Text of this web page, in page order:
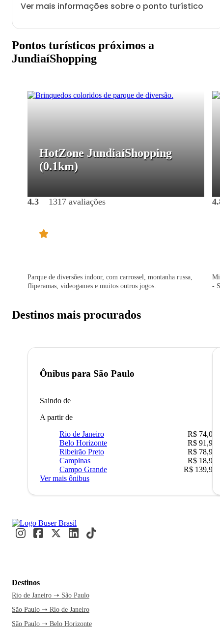
Ver mais informações sobre o ponto turístico
Pontos turísticos próximos a
JundiaíShopping
HotZone JundiaíShopping
(0.1km)
4.3 1317 avaliações
Parque de diversões indoor, com carrossel, montanha russa,
fliperamas, videogames e muitos outros jogos.
-
Destinos mais procurados
Ônibus para São Paulo
Saindo de
A partir de
Rio de Janeiro
R$ 74,00
Belo Horizonte
R$ 91,90
Ribeirão Preto
R$ 78,90
Campinas
R$ 18,90
Campo Grande
R$ 139,90
Ver mais ônibus
Destinos
Rio de Janeiro ➝ São Paulo
São Paulo ➝ Rio de Janeiro
São Paulo ➝ Belo Horizonte